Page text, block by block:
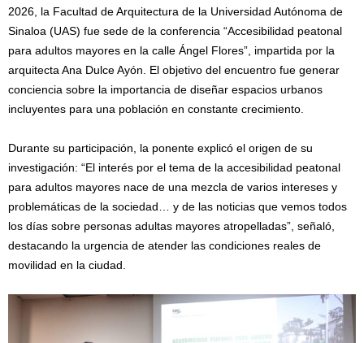
2026, la Facultad de Arquitectura de la Universidad Autónoma de
Sinaloa (UAS) fue sede de la conferencia “Accesibilidad peatonal
para adultos mayores en la calle Ángel Flores”, impartida por la
arquitecta Ana Dulce Ayón. El objetivo del encuentro fue generar
conciencia sobre la importancia de diseñar espacios urbanos
incluyentes para una población en constante crecimiento.
Durante su participación, la ponente explicó el origen de su
investigación: “El interés por el tema de la accesibilidad peatonal
para adultos mayores nace de una mezcla de varios intereses y
problemáticas de la sociedad… y de las noticias que vemos todos
los días sobre personas adultas mayores atropelladas”, señaló,
destacando la urgencia de atender las condiciones reales de
movilidad en la ciudad.